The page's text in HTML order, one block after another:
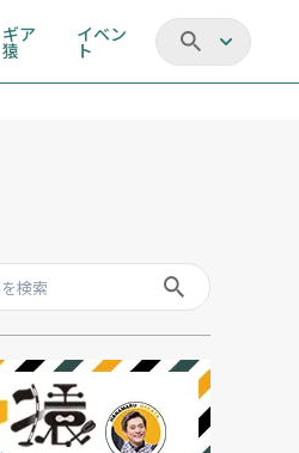
ギア
猿
イベン
ト